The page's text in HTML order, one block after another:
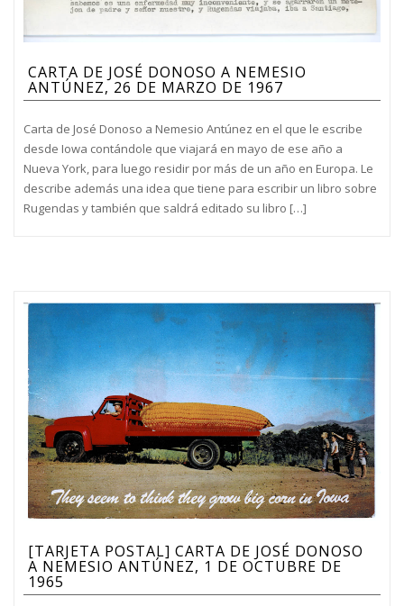
CARTA DE JOSÉ DONOSO A NEMESIO
ANTÚNEZ, 26 DE MARZO DE 1967
Carta de José Donoso a Nemesio Antúnez en el que le escribe
desde Iowa contándole que viajará en mayo de ese año a
Nueva York, para luego residir por más de un año en Europa. Le
describe además una idea que tiene para escribir un libro sobre
Rugendas y también que saldrá editado su libro […]
[TARJETA POSTAL] CARTA DE JOSÉ DONOSO
A NEMESIO ANTÚNEZ, 1 DE OCTUBRE DE
1965